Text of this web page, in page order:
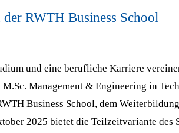
RWTH Business School
und eine berufliche Karriere
Management & Engineering in
Business School, dem
2025 bietet die Teilzeitvariante des